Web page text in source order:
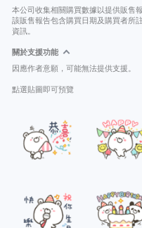
本公司收集相關購買數據以提供販售
該販售報告包含購買日期及購買者所
資訊。
關於支援功能
因應作者意願，可能無法提供支援。
點選貼圖即可預覽